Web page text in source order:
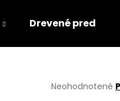
Drevené predmety
Priemerné
Neohodnotené